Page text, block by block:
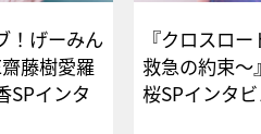
！げーみん
藤樹愛羅
SPインタ
『クロスロ
救急の約束～
桜SPイン